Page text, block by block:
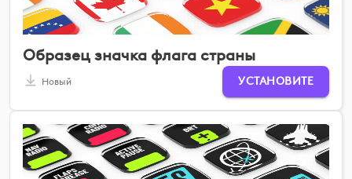
Образец значка флага страны
Новый УСТАНОВИТЕ